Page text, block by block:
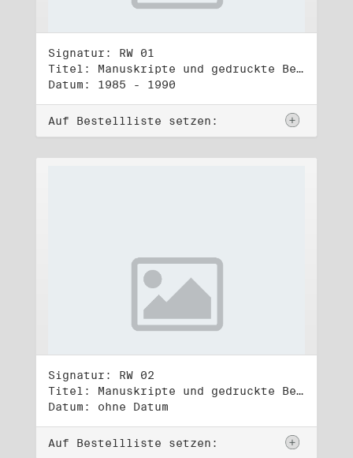
Signatur: RW 01
Titel: Manuskripte und gedruckte Belege (1)
Datum: 1985 - 1990
Auf Bestellliste setzen:
Signatur: RW 02
Titel: Manuskripte und gedruckte Belege (2)
Datum: ohne Datum
Auf Bestellliste setzen: